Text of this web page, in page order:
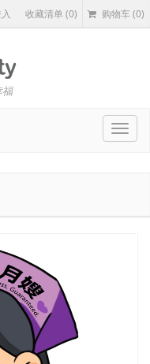
收藏清单(0) 购物车(0)
福